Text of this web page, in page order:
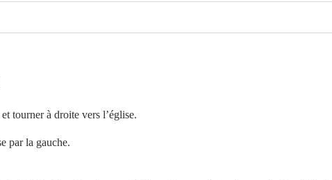
en plein écran
tourner à droite vers l’église.
par la gauche.